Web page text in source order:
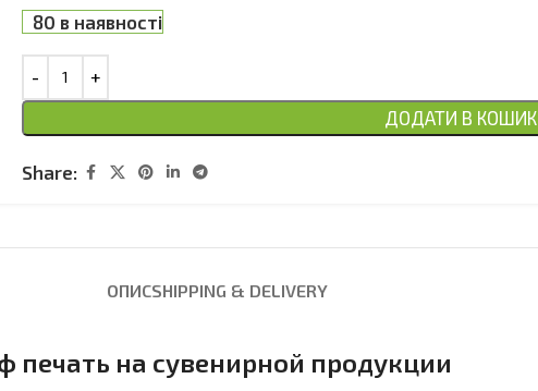
80 в наявності
ДОДАТИ В КОШИК
Share:
ОПИСSHIPPING & DELIVERY
печать на сувенирной продукции